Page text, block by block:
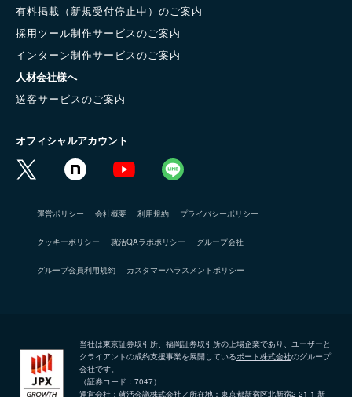
有料掲載（新規受付停止中）のご案内
採用ツール制作サービスのご案内
インターン制作サービスのご案内
人材会社様へ
送客サービスのご案内
オフィシャルアカウント
運営ポリシー 会社概要 利用規約 プライバシーポリシー
クッキーポリシー 就活QAラボポリシー グループ会社
グループ会員利用規約 カスタマーハラスメントポリシー
当社は東京証券取引所、福岡証券取引所の上場企業であり、ユーザーと
クライアントの成約支援事業を展開しているポート株式会社のグループ
会社です。
（証券コード：7047）
運営会社：就活会議株式会社／所在地：東京都新宿区北新宿2-21-1 新